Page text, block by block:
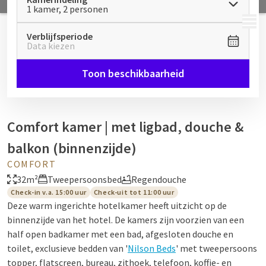
MENU
1 kamer, 2 personen
Verblijfsperiode
Data kiezen
Toon beschikbaarheid
Comfort kamer | met ligbad, douche &
balkon (binnenzijde)
COMFORT
32m²
Tweepersoonsbed Regendouche
Check-in v.a. 15:00 uur Check-uit tot 11:00 uur
Deze warm ingerichte hotelkamer heeft uitzicht op de
binnenzijde van het hotel. De kamers zijn voorzien van een
half open badkamer met een bad, afgesloten douche en
toilet, exclusieve bedden van 'Nilson Beds' met tweepersoons
topper, flatscreen, bureau, zithoek, telefoon, koffie- en